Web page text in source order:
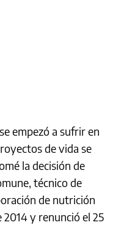
empezó a sufrir en
de vida se
la decisión de
técnico de
de nutrición
y renunció el 25